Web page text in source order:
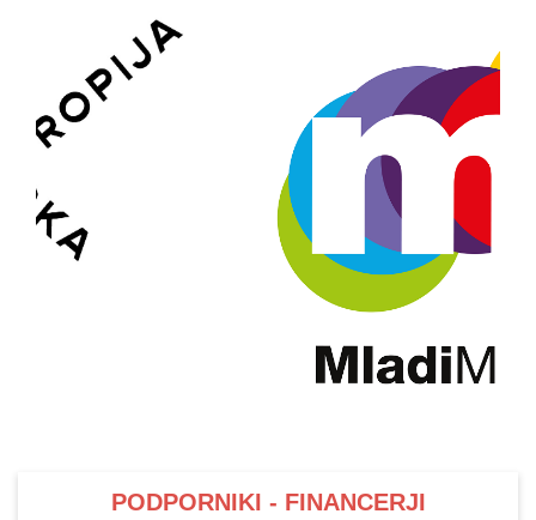
PODPORNIKI - FINANCERJI